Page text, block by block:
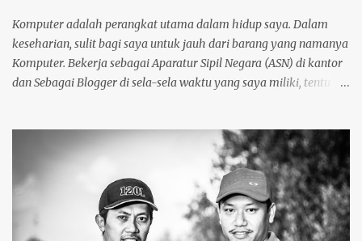
Komputer adalah perangkat utama dalam hidup saya. Dalam
keseharian, sulit bagi saya untuk jauh dari barang yang namanya
Komputer. Bekerja sebagai Aparatur Sipil Negara (ASN) di kantor
dan Sebagai Blogger di sela-sela waktu yang saya miliki, tentu
komputer juga saya gunakan untuk mengolah foto dan
mempublishnya ke social media yang saya miliki, memindahkan
foto dari kamera DSLR maupun foto dari Zenfone ke harddisk
External, Cloud Storage maupun backup ke DVD. So, Komputer
benar-benar sudah menjadi bagian hidup saya. Namun demikian,
Komputer sangat sulit untuk dibawa kemana-mana. Dan perlu